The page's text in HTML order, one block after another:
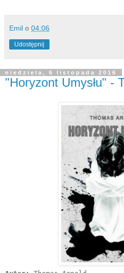
Emil o 04:06
Udostępnij
niedziela, 6 listopada 2016
"Horyzont Umysłu" -